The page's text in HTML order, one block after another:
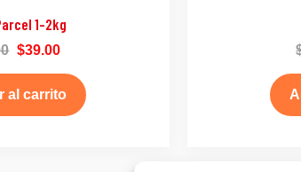
1-2kg
$39.00
al carrito